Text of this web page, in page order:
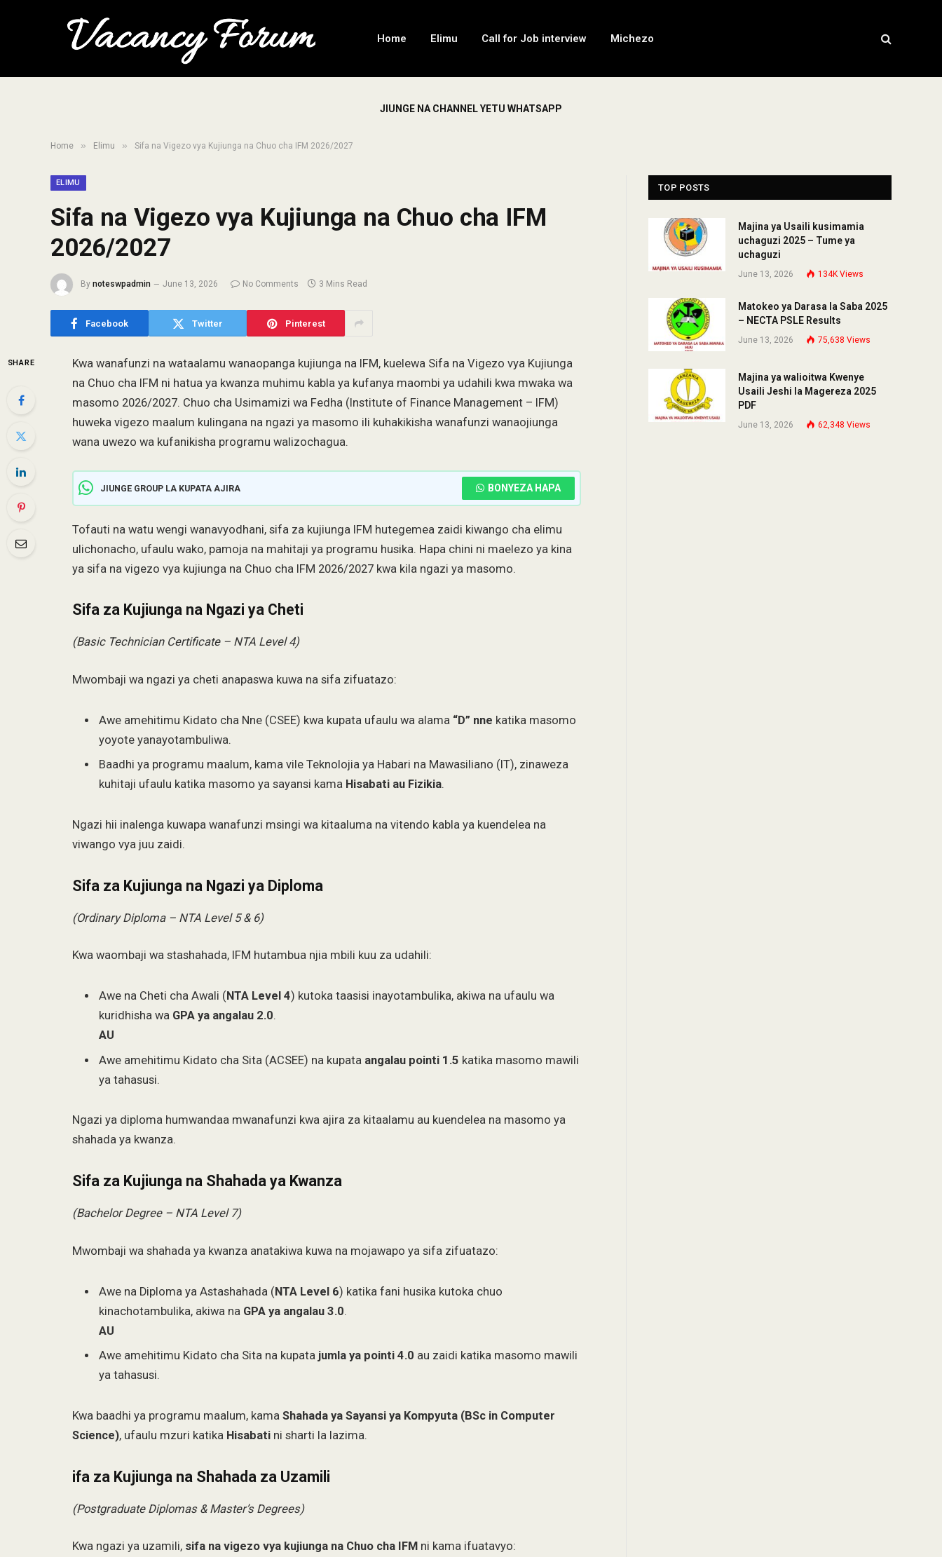
Home Elimu Call for Job interview Michezo
JIUNGE NA CHANNEL YETU WHATSAPP
Home » Elimu » Sifa na Vigezo vya Kujiunga na Chuo cha IFM 2026/2027
ELIMU
Sifa na Vigezo vya Kujiunga na Chuo cha IFM
2026/2027
By noteswpadmin June 13, 2026 No Comments 3 Mins Read
Facebook Twitter Pinterest
SHARE
Kwa wanafunzi na wataalamu wanaopanga kujiunga na IFM, kuelewa Sifa na Vigezo vya Kujiunga
na Chuo cha IFM ni hatua ya kwanza muhimu kabla ya kufanya maombi ya udahili kwa mwaka wa
masomo 2026/2027. Chuo cha Usimamizi wa Fedha (Institute of Finance Management – IFM)
huweka vigezo maalum kulingana na ngazi ya masomo ili kuhakikisha wanafunzi wanaojiunga
wana uwezo wa kufanikisha programu walizochagua.
JIUNGE GROUP LA KUPATA AJIRA BONYEZA HAPA
Tofauti na watu wengi wanavyodhani, sifa za kujiunga IFM hutegemea zaidi kiwango cha elimu
ulichonacho, ufaulu wako, pamoja na mahitaji ya programu husika. Hapa chini ni maelezo ya kina
ya sifa na vigezo vya kujiunga na Chuo cha IFM 2026/2027 kwa kila ngazi ya masomo.
Sifa za Kujiunga na Ngazi ya Cheti
(Basic Technician Certificate – NTA Level 4)
Mwombaji wa ngazi ya cheti anapaswa kuwa na sifa zifuatazo:
Awe amehitimu Kidato cha Nne (CSEE) kwa kupata ufaulu wa alama “D” nne katika masomo
yoyote yanayotambuliwa.
Baadhi ya programu maalum, kama vile Teknolojia ya Habari na Mawasiliano (IT), zinaweza
kuhitaji ufaulu katika masomo ya sayansi kama Hisabati au Fizikia.
Ngazi hii inalenga kuwapa wanafunzi msingi wa kitaaluma na vitendo kabla ya kuendelea na
viwango vya juu zaidi.
Sifa za Kujiunga na Ngazi ya Diploma
(Ordinary Diploma – NTA Level 5 & 6)
Kwa waombaji wa stashahada, IFM hutambua njia mbili kuu za udahili:
Awe na Cheti cha Awali ( NTA Level 4) kutoka taasisi inayotambulika, akiwa na ufaulu wa
kuridhisha wa GPA ya angalau 2.0.
AU
Awe amehitimu Kidato cha Sita (ACSEE) na kupata angalau pointi 1.5 katika masomo mawili
ya tahasusi.
Ngazi ya diploma humwandaa mwanafunzi kwa ajira za kitaalamu au kuendelea na masomo ya
shahada ya kwanza.
Sifa za Kujiunga na Shahada ya Kwanza
(Bachelor Degree – NTA Level 7)
Mwombaji wa shahada ya kwanza anatakiwa kuwa na mojawapo ya sifa zifuatazo:
Awe na Diploma ya Astashahada (NTA Level 6) katika fani husika kutoka chuo
kinachotambulika, akiwa na GPA ya angalau 3.0.
AU
Awe amehitimu Kidato cha Sita na kupata jumla ya pointi 4.0 au zaidi katika masomo mawili
ya tahasusi.
Kwa baadhi ya programu maalum, kama Shahada ya Sayansi ya Kompyuta (BSc in Computer
Science), ufaulu mzuri katika Hisabati ni sharti la lazima.
ifa za Kujiunga na Shahada za Uzamili
(Postgraduate Diplomas & Master’s Degrees)
Kwa ngazi ya uzamili, sifa na vigezo vya kujiunga na Chuo cha IFM ni kama ifuatavyo:
TOP POSTS
Majina ya Usaili kusimamia
uchaguzi 2025 – Tume ya
uchaguzi
June 13, 2026 134K Views
Matokeo ya Darasa la Saba 2025
– NECTA PSLE Results
June 13, 2026 75,638 Views
Majina ya walioitwa Kwenye
Usaili Jeshi la Magereza 2025
PDF
June 13, 2026 62,348 Views